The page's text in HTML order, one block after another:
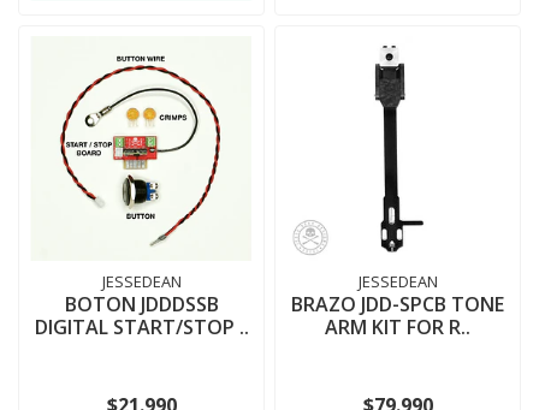
JESSEDEAN
BOTON JDDDSSB
DIGITAL START/STOP ..
JESSEDEAN
BRAZO JDD-SPCB TONE
ARM KIT FOR R..